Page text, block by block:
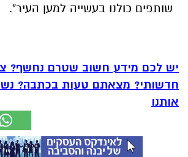
שותפים כולנו בעשייה למען העיר".
יש לכם מידע חשוב שטרם נחשף?
חדשותי? מצאתם טעות בכתבה?
אותנו